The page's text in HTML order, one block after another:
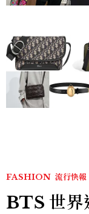
FASHION 流行快報
BTS 世